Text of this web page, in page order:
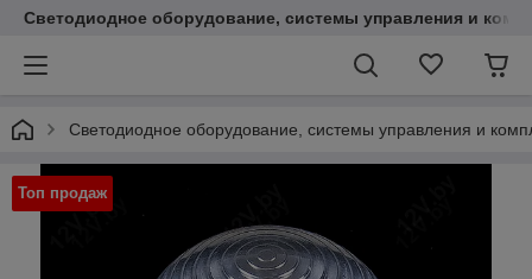
Светодиодное оборудование, системы управления и
Светодиодное оборудование, системы управления и
Топ продаж